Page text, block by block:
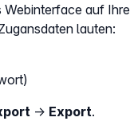
Webinterface auf
lauten:
→ Export.